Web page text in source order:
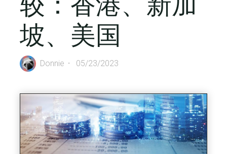
坡、美国
Donnie 05/23/2023